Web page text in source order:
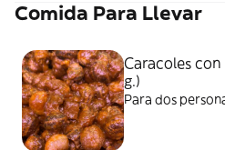
Comida Para Llevar
Caracoles con
g.)
Para dos